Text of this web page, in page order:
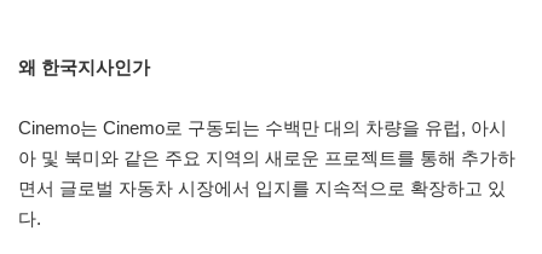
왜 한국지사인가
Cinemo는 Cinemo로 구동되는 수백만 대의 차량을 유럽, 아시
아 및 북미와 같은 주요 지역의 새로운 프로젝트를 통해 추가하
면서 글로벌 자동차 시장에서 입지를 지속적으로 확장하고 있
다.